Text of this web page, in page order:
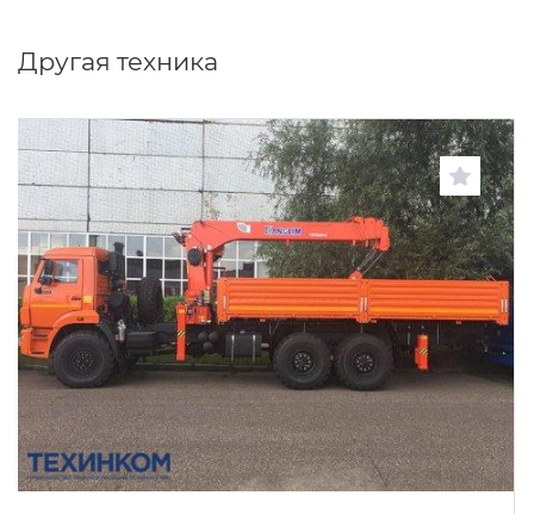
Другая техника